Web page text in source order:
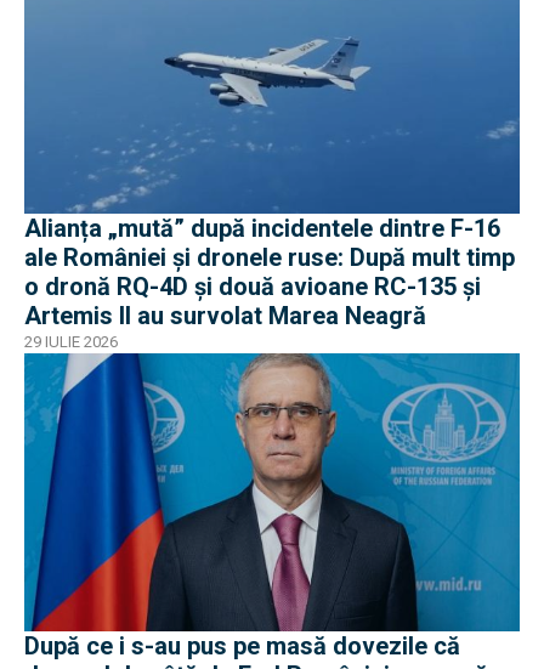
Alianța „mută” după incidentele dintre F-16
ale României și dronele ruse: După mult timp
o dronă RQ-4D și două avioane RC-135 și
Artemis II au survolat Marea Neagră
29 IULIE 2026
După ce i s-au pus pe masă dovezile că